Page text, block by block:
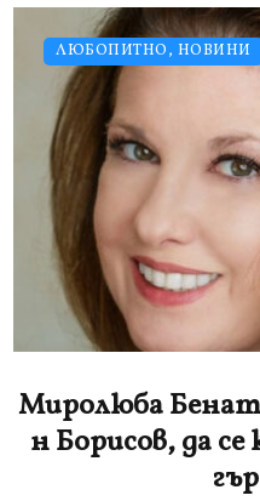
ЛЮБОПИТНО, НОВИНИ
Миролюба
н Борисов, да